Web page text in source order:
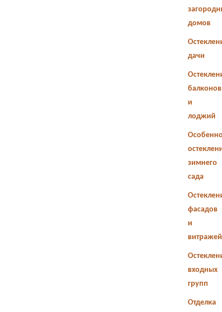
домов
дачи
балконов
и
лоджий
зимнего
сада
фасадов
и
витражей
входных
групп
Отделка